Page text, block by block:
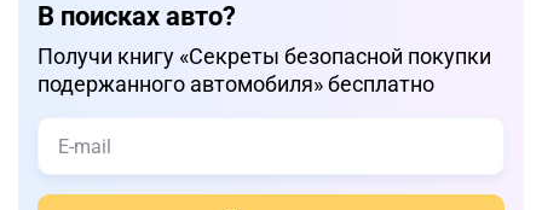
В поисках авто?
Получи книгу «Cекреты безопасной покупки
подержанного автомобиля» бесплатно